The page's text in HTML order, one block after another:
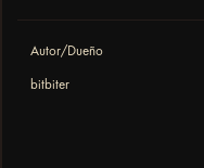
Autor/Dueño
bitbiter